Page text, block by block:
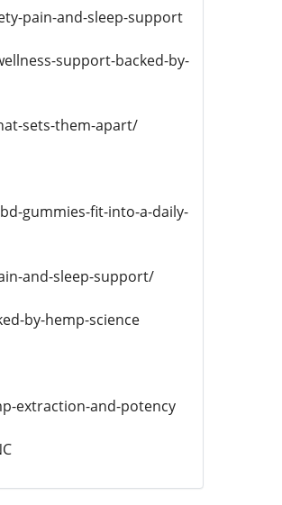
pain-and-sleep-support
support-backed-by-
sets-them-apart/
gummies-fit-into-a-daily-
and-sleep-support/
by-hemp-science
extraction-and-potency